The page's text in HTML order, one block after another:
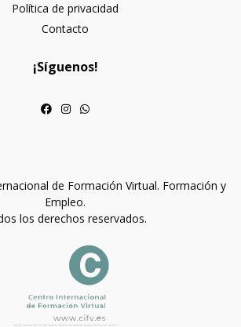
Política de privacidad
Contacto
¡Síguenos!
de Formación Virtual. Formación y
Empleo.
los derechos reservados.